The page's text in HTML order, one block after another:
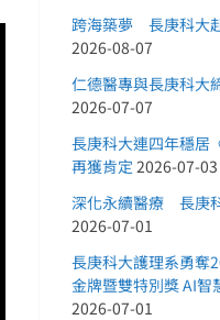
跨海築夢 長庚科大
2026-08-07
仁德醫專與長庚科
2026-07-07
長庚科大連四年穩居
再獲肯定 2026-07-03
深化永續醫療 長庚
2026-07-01
長庚科大護理系勇奪
金牌暨雙特別獎 AI智
2026-07-01